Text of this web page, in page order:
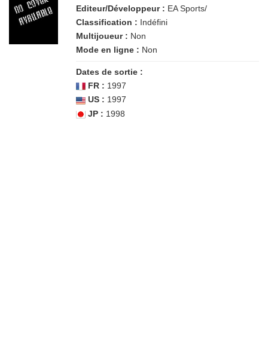
Editeur/Développeur : EA Sports/
Classification : Indéfini
Multijoueur : Non
Mode en ligne : Non
Dates de sortie :
FR : 1997
US : 1997
JP : 1998